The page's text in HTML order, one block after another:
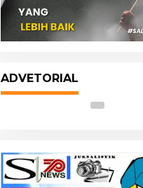
Januari 2021
ADVETORIAL
2023, Cerminkan
yang Sehat